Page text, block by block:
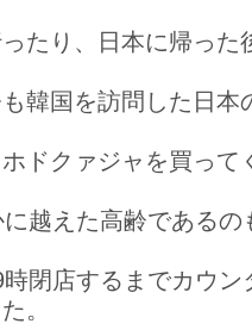
たり、日本に帰った
韓国を訪問した日本
ドクァジャを買って
越えた高齢であるの
閉店するまでカウン
。